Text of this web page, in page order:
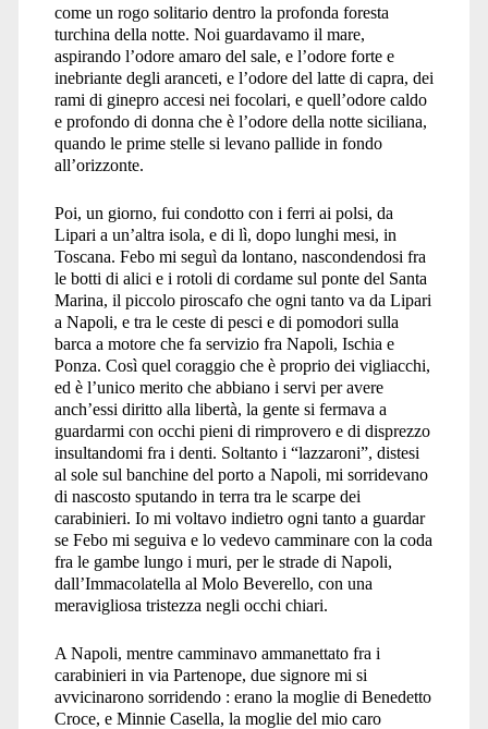
come un rogo solitario dentro la profonda foresta
turchina della notte. Noi guardavamo il mare,
aspirando l’odore amaro del sale, e l’odore forte e
inebriante degli aranceti, e l’odore del latte di capra, dei
rami di ginepro accesi nei focolari, e quell’odore caldo
e profondo di donna che è l’odore della notte siciliana,
quando le prime stelle si levano pallide in fondo
all’orizzonte.
Poi, un giorno, fui condotto con i ferri ai polsi, da
Lipari a un’altra isola, e di lì, dopo lunghi mesi, in
Toscana. Febo mi seguì da lontano, nascondendosi fra
le botti di alici e i rotoli di cordame sul ponte del Santa
Marina, il piccolo piroscafo che ogni tanto va da Lipari
a Napoli, e tra le ceste di pesci e di pomodori sulla
barca a motore che fa servizio fra Napoli, Ischia e
Ponza. Così quel coraggio che è proprio dei vigliacchi,
ed è l’unico merito che abbiano i servi per avere
anch’essi diritto alla libertà, la gente si fermava a
guardarmi con occhi pieni di rimprovero e di disprezzo
insultandomi fra i denti. Soltanto i “lazzaroni”, distesi
al sole sul banchine del porto a Napoli, mi sorridevano
di nascosto sputando in terra tra le scarpe dei
carabinieri. Io mi voltavo indietro ogni tanto a guardar
se Febo mi seguiva e lo vedevo camminare con la coda
fra le gambe lungo i muri, per le strade di Napoli,
dall’Immacolatella al Molo Beverello, con una
meravigliosa tristezza negli occhi chiari.
A Napoli, mentre camminavo ammanettato fra i
carabinieri in via Partenope, due signore mi si
avvicinarono sorridendo : erano la moglie di Benedetto
Croce, e Minnie Casella, la moglie del mio caro